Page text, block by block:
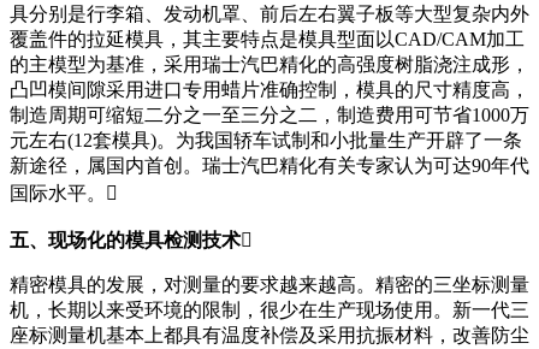
具分别是行李箱、发动机罩、前后左右翼子板等大型复杂内外
覆盖件的拉延模具，其主要特点是模具型面以CAD/CAM加工
的主模型为基准，采用瑞士汽巴精化的高强度树脂浇注成形，
凸凹模间隙采用进口专用蜡片准确控制，模具的尺寸精度高，
制造周期可缩短二分之一至三分之二，制造费用可节省1000万
元左右(12套模具)。为我国轿车试制和小批量生产开辟了一条
新途径，属国内首创。瑞士汽巴精化有关专家认为可达90年代
国际水平。
五、现场化的模具检测技术
精密模具的发展，对测量的要求越来越高。精密的三坐标测量
机，长期以来受环境的限制，很少在生产现场使用。新一代三
座标测量机基本上都具有温度补偿及采用抗振材料，改善防尘